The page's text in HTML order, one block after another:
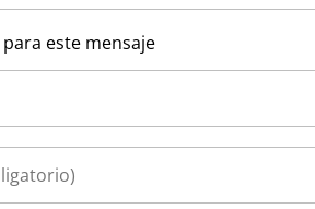
este mensaje